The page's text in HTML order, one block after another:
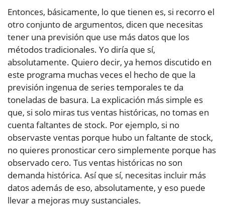
Entonces, básicamente, lo que tienen es, si recorro el
otro conjunto de argumentos, dicen que necesitas
tener una previsión que use más datos que los
métodos tradicionales. Yo diría que sí,
absolutamente. Quiero decir, ya hemos discutido en
este programa muchas veces el hecho de que la
previsión ingenua de series temporales te da
toneladas de basura. La explicación más simple es
que, si solo miras tus ventas históricas, no tomas en
cuenta faltantes de stock. Por ejemplo, si no
observaste ventas porque hubo un faltante de stock,
no quieres pronosticar cero simplemente porque has
observado cero. Tus ventas históricas no son
demanda histórica. Así que sí, necesitas incluir más
datos además de eso, absolutamente, y eso puede
llevar a mejoras muy sustanciales.